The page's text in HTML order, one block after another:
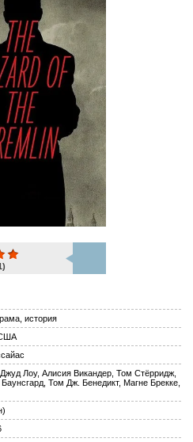
ком.
)
история
Лоу, Алисия Викандер, Том Стёрридж,
Том Дж. Бенедикт, Магне Брекке,